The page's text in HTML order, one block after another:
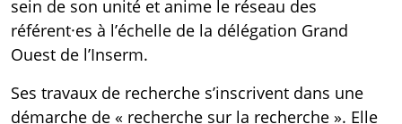
sein de son unité et anime le réseau des
référent·es à l’échelle de la délégation Grand
Ouest de l’Inserm.
Ses travaux de recherche s’inscrivent dans une
démarche de « recherche sur la recherche ». Elle